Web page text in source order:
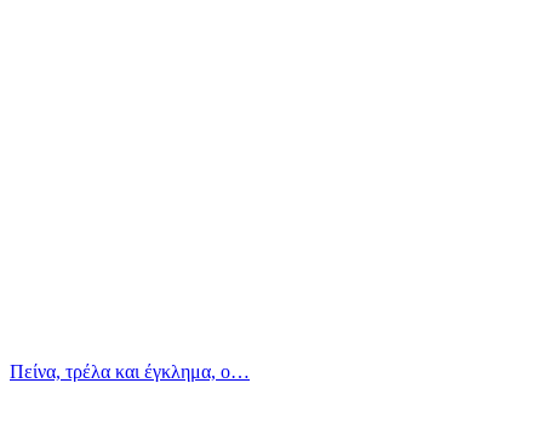
Πείνα, τρέλα και έγκλημα, ο…